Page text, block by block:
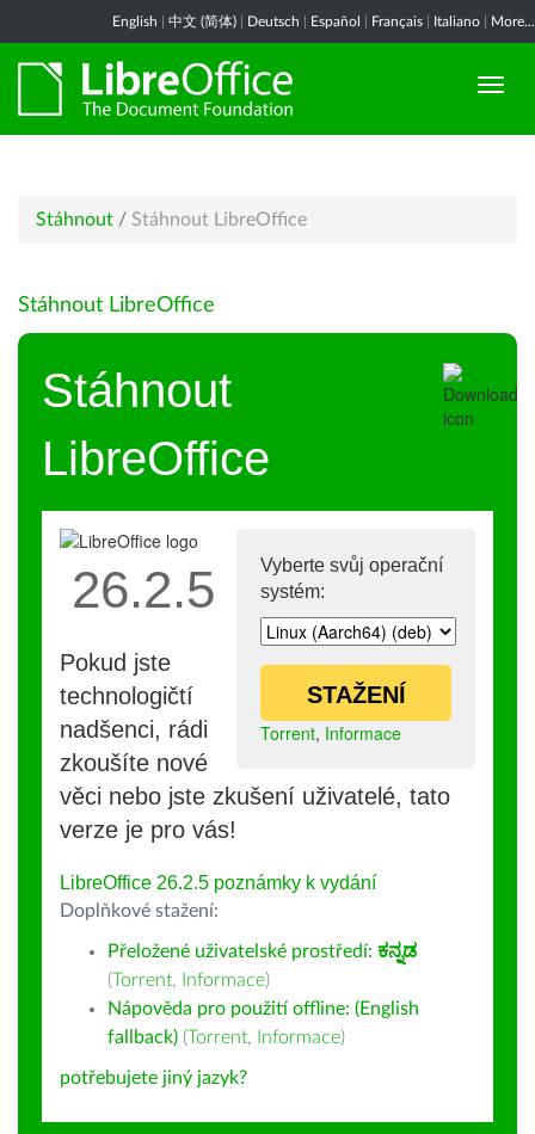
English 中文 (简体) Deutsch Español Français Italiano More...
Stáhnout / Stáhnout LibreOffice
Stáhnout LibreOffice
Stáhnout
LibreOffice
Vyberte svůj operační
systém:
STAŽENÍ
Torrent, Informace
26.2.5
Pokud jste
technologičtí
nadšenci, rádi
zkoušíte nové
věci nebo jste zkušení uživatelé, tato
verze je pro vás!
LibreOffice 26.2.5 poznámky k vydání
Doplňkové stažení:
Přeložené uživatelské prostředí: ಕನ್ನಡ
(Torrent, Informace)
Nápověda pro použití offline: (English
fallback) (Torrent, Informace)
potřebujete jiný jazyk?